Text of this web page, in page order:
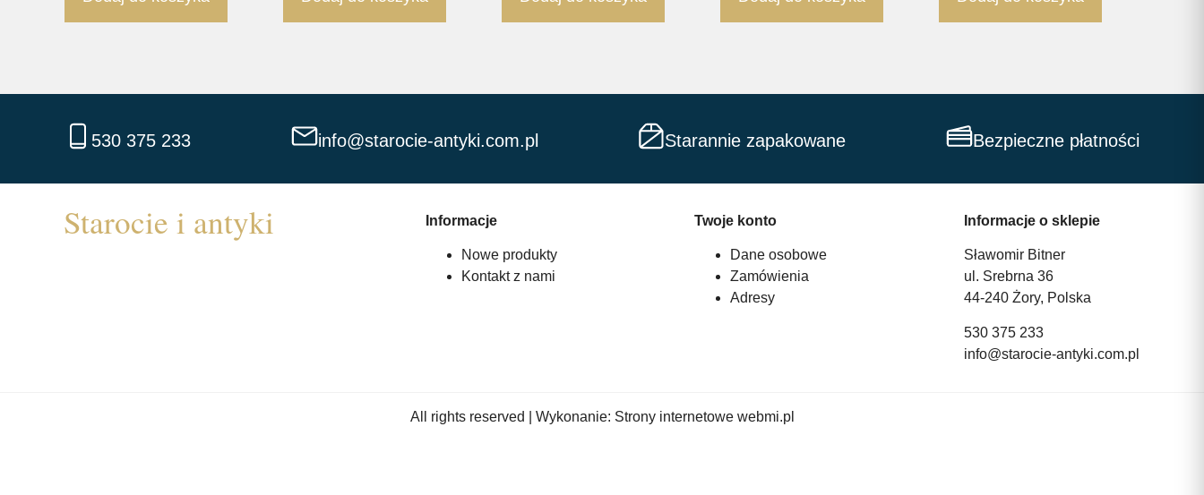
530 375 233 info@starocie-antyki.com.pl Starannie zapakowane Bezpieczne płatności
Informacje
Nowe produkty
Kontakt z nami
Twoje konto
Dane osobowe
Zamówienia
Adresy
Informacje o sklepie
Sławomir Bitner
ul. Srebrna 36
44-240 Żory, Polska
530 375 233
info@starocie-antyki.com.pl
All rights reserved | Wykonanie: Strony internetowe webmi.pl